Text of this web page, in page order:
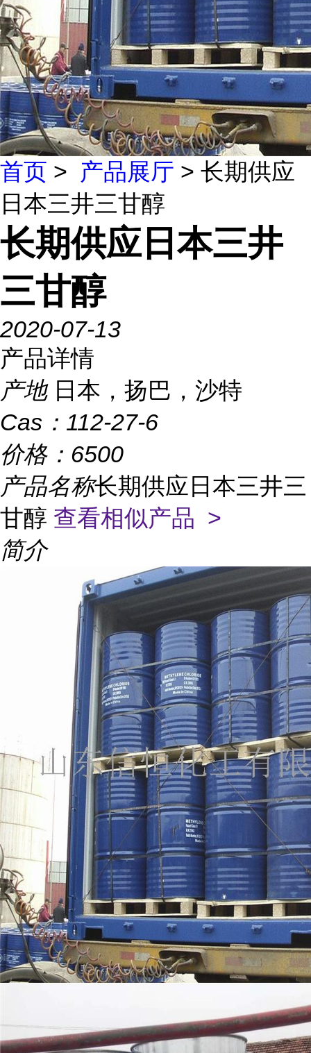
首页 > 产品展厅 > 长期供应
日本三井三甘醇
长期供应日本三井
三甘醇
2020-07-13
产品详情
产地 日本，扬巴，沙特
Cas： 112-27-6
价格： 6500
产品名称长期供应日本三井三
甘醇 查看相似产品 >
简介